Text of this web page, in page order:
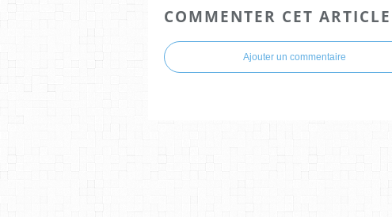
COMMENTER CET ARTICLE
Ajouter un commentaire